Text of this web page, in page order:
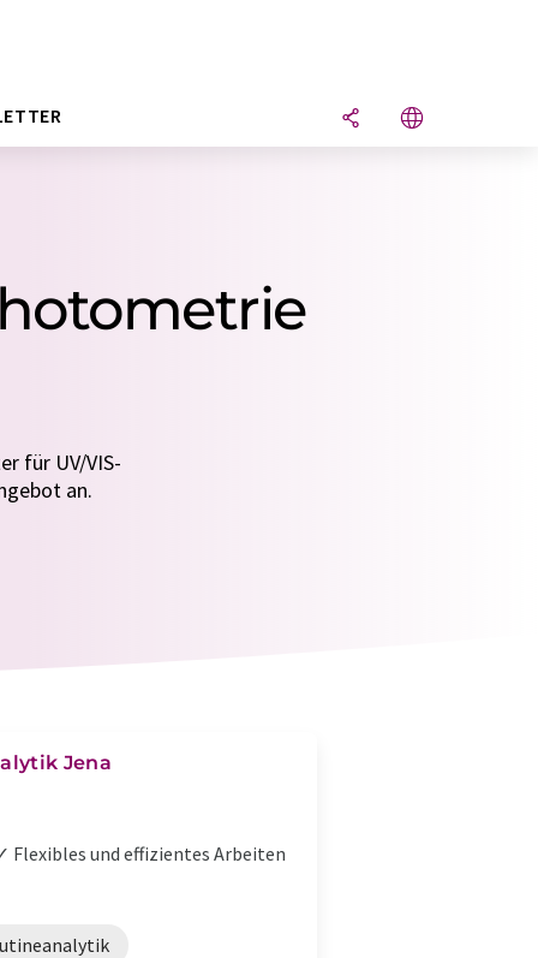
für UV/VIS-
an.
Jena
Flexibles und effizientes Arbeiten